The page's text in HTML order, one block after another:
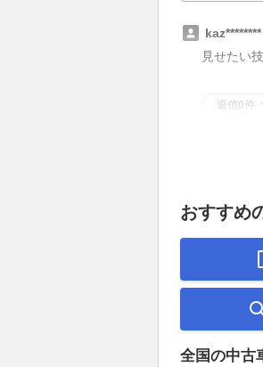
kaz********
見せたい
返信0件
おすすめ
全国の中古